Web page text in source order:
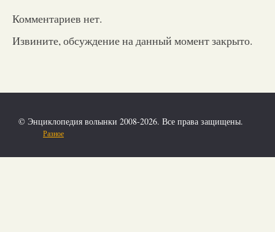
Комментариев нет.
Извините, обсуждение на данный момент закрыто.
© Энциклопедия волынки 2008-2026. Все права защищены.
Разное